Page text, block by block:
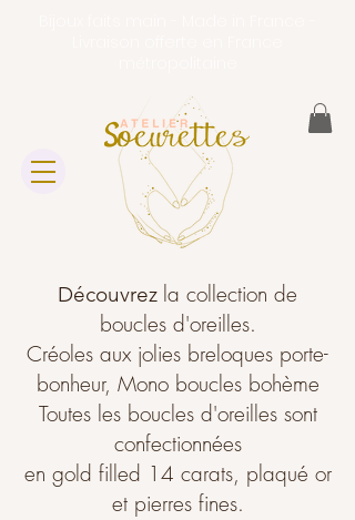
Découvrez la collection de
boucles d'oreilles.
Créoles aux jolies breloques porte-
bonheur, Mono boucles bohème
Toutes les boucles d'oreilles sont
confectionnées
en gold filled 14 carats, plaqué or
et pierres fines.